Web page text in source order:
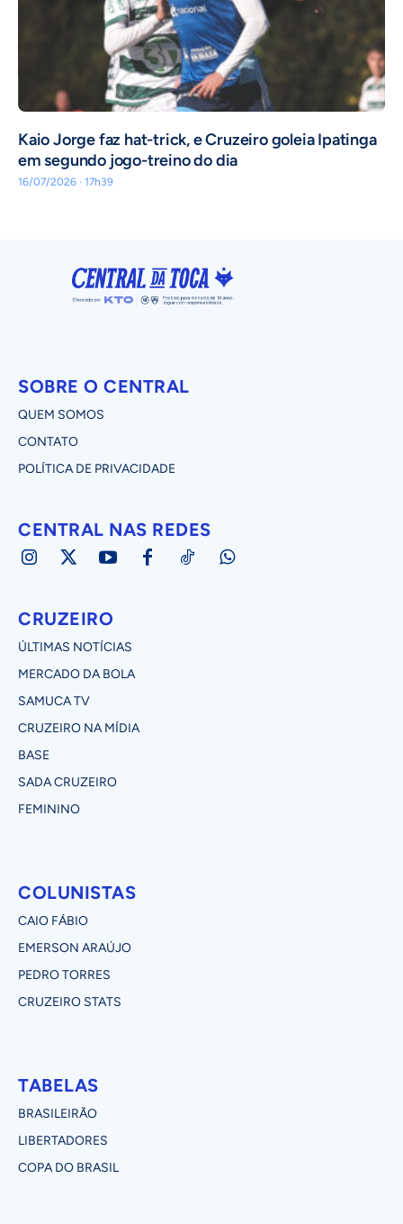
Kaio Jorge faz hat-trick, e Cruzeiro goleia Ipatinga
em segundo jogo-treino do dia
16/07/2026 · 17h39
SOBRE O CENTRAL
QUEM SOMOS
CONTATO
POLÍTICA DE PRIVACIDADE
CENTRAL NAS REDES
CRUZEIRO
ÚLTIMAS NOTÍCIAS
MERCADO DA BOLA
SAMUCA TV
CRUZEIRO NA MÍDIA
BASE
SADA CRUZEIRO
FEMININO
COLUNISTAS
CAIO FÁBIO
EMERSON ARAÚJO
PEDRO TORRES
CRUZEIRO STATS
TABELAS
BRASILEIRÃO
LIBERTADORES
COPA DO BRASIL